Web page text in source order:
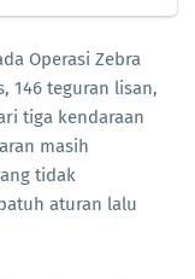
Operasi Zebra
146 teguran lisan,
tiga kendaraan
masih
tidak
aturan lalu